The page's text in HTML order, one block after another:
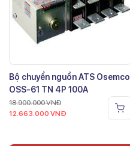
Bộ chuyển nguồn ATS Osemco
OSS-61 TN 4P 100A
18.900.000VNĐ
12.663.000 VNĐ